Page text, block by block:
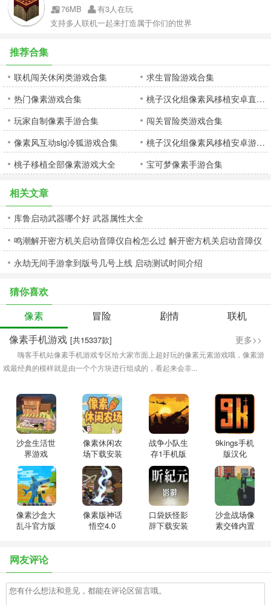
76MB
有3人在玩
支持多人联机一起来打造属于你们的世界
推荐合集
联机闯关休闲类游戏合集
求生冒险游戏合集
热门像素游戏合集
桃子汉化组像素风移植安卓直装大全
玩家自制像素手游合集
闯关冒险类游戏合集
像素风互动slg冷狐游戏合集
桃子汉化组像素风移植安卓游戏合集
桃子移植全部像素游戏大全
宝可梦像素手游合集
相关文章
库鲁启动武器哪个好 武器属性大全
鸣潮解开密方机关启动音障仪自检怎么过 解开密方机关启动音障仪
自检通关攻略
永劫无间手游拿到版号几号上线 启动测试时间介绍
猜你喜欢
像素
冒险 剧情
联机
像素手机游戏 [共15337款] 更多>>
嗨客手机站像素手机游戏专区给大家市面上超好玩的像素元素游戏哦，像素游
戏最经典的模样就是由一个个方块进行组成的，看起来会非...
沙盒生活世
界游戏
像素休闲农
场下载安装
战争小队生
存1手机版
9kings手机
版汉化
像素沙盒大
乱斗官方版
像素版神话
悟空4.0
口袋妖怪影
辞下载安装
沙盒战场像
素交锋内置
网友评论